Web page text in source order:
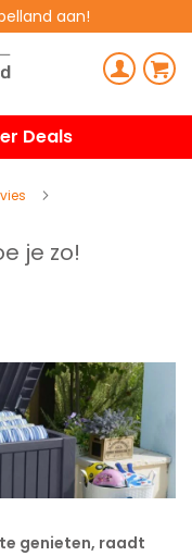
aan!
Deals
je zo!
genieten, raadt